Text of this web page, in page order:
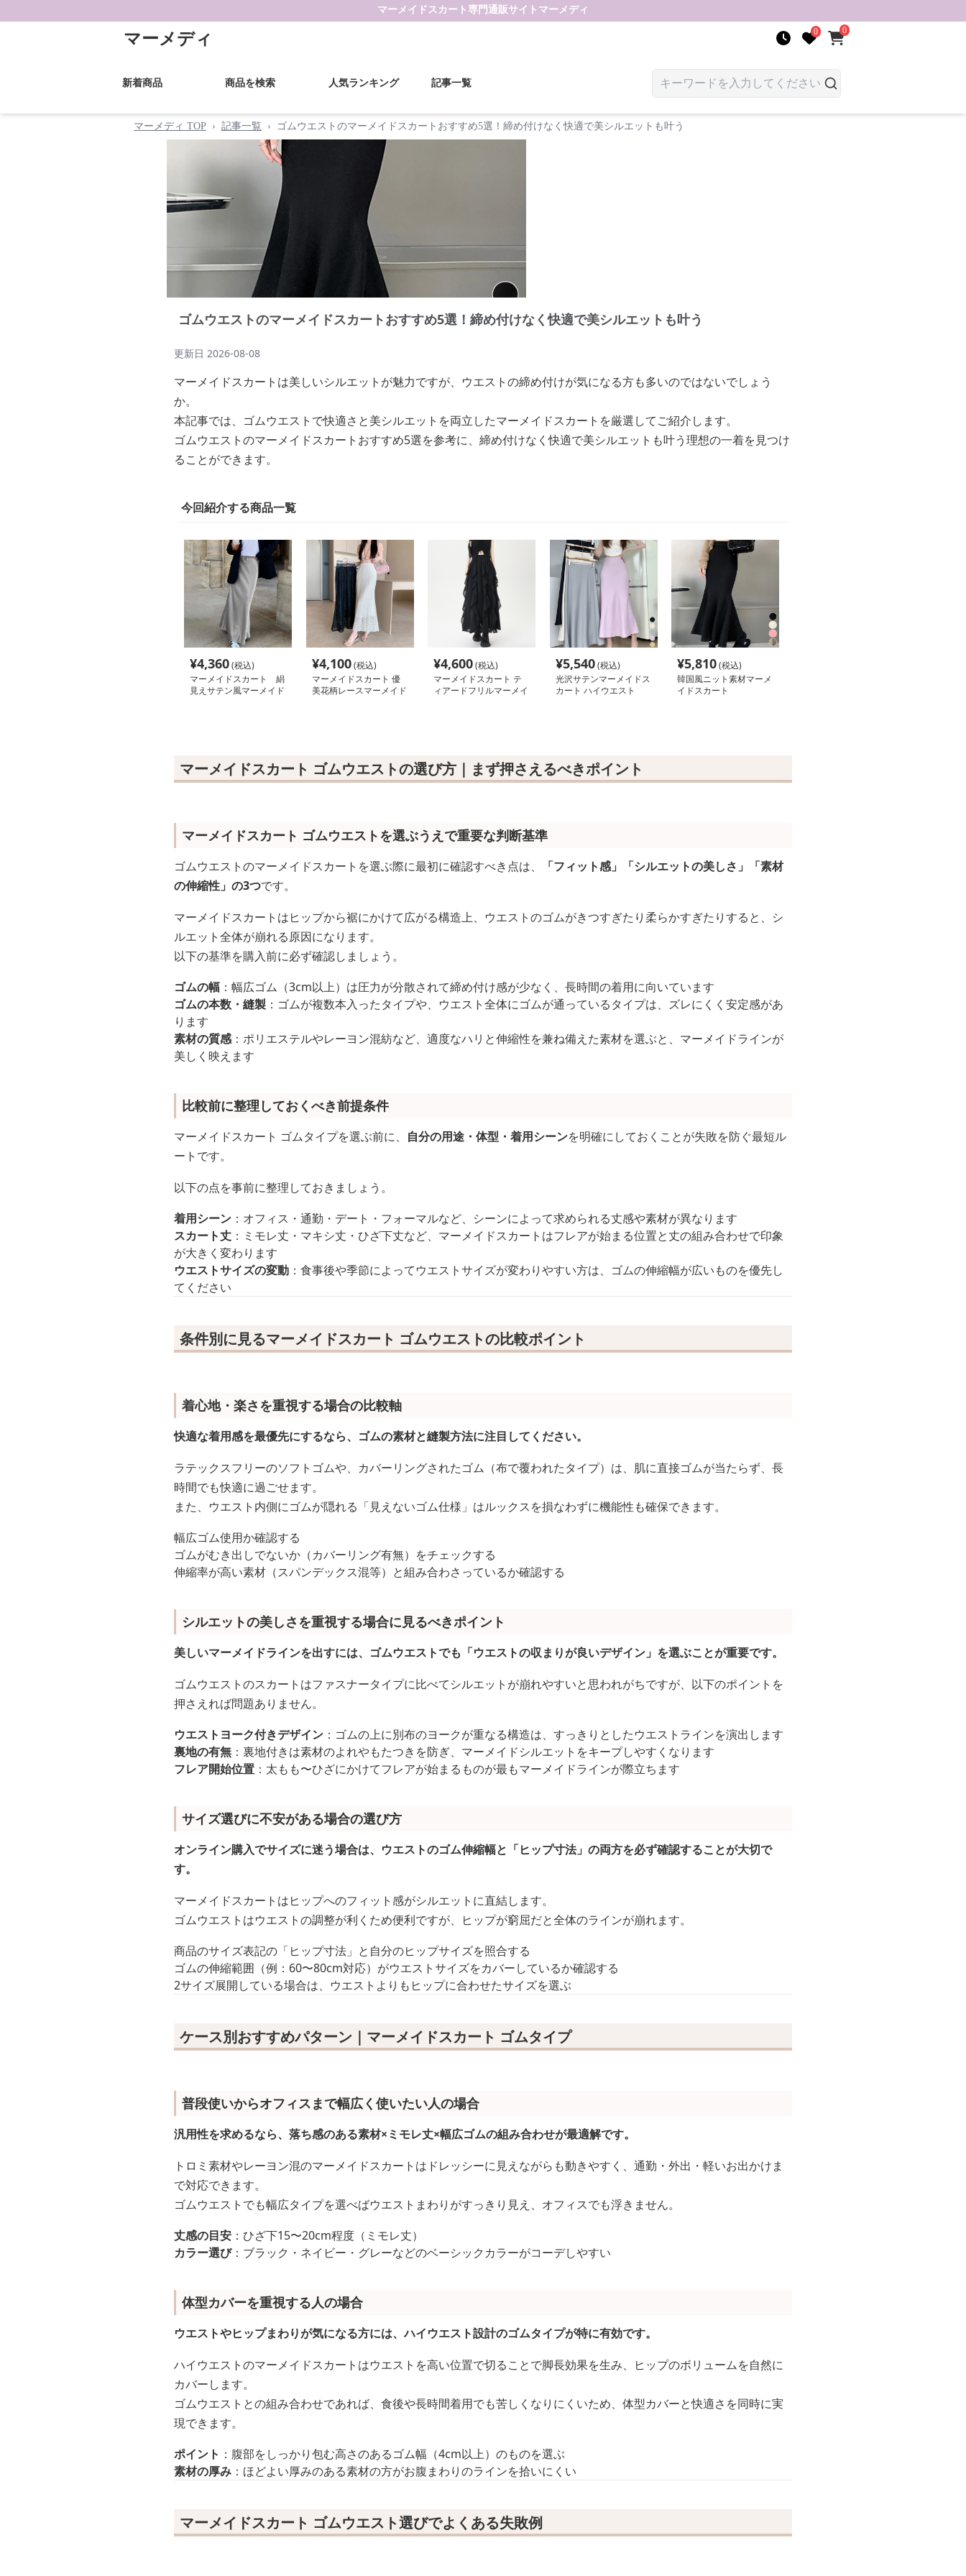
マーメイドスカート 専門通販サイト マーメディ
マーメディ 0 0
新着商品 商品を検索 人気ランキング 記事一覧
マーメディ TOP › 記事一覧 › ゴムウエストのマーメイドスカートおすすめ5選！締め付けなく快適で美シルエットも叶う
ゴムウエストのマーメイドスカートおすすめ5選！締め付けなく快適で美シルエットも叶う
更新日 2026-08-08
マーメイドスカートは美しいシルエットが魅力ですが、ウエストの締め付けが気になる方も多いのではないでしょう
か。
本記事では、ゴムウエストで快適さと美シルエットを両立したマーメイドスカートを厳選してご紹介します。
ゴムウエストのマーメイドスカートおすすめ5選を参考に、締め付けなく快適で美シルエットも叶う理想の一着を見つけ
ることができます。
今回紹介する商品一覧
¥4,360(税込)
マーメイドスカート 絹
見えサテン風マーメイド
¥4,100(税込)
マーメイドスカート 優
美花柄レースマーメイド
¥4,600(税込)
マーメイドスカート テ
ィアードフリルマーメイ
¥5,540(税込)
光沢サテンマーメイドス
カート ハイウエスト
¥5,810(税込)
韓国風ニット素材マーメ
イドスカート
マーメイドスカート ゴムウエストの選び方｜まず押さえるべきポイント
マーメイドスカート ゴムウエストを選ぶうえで重要な判断基準
ゴムウエストのマーメイドスカートを選ぶ際に最初に確認すべき点は、
「フィット感」「シルエットの美しさ」「素材
の伸縮性」の3つです。
マーメイドスカートはヒップから裾にかけて広がる構造上、ウエストのゴムがきつすぎたり柔らかすぎたりすると、シ
ルエット全体が崩れる原因になります。
以下の基準を購入前に必ず確認しましょう。
ゴムの幅 ：幅広ゴム（3cm以上）は圧力が分散されて締め付け感が少なく、長時間の着用に向いています
ゴムの本数・縫製 ：ゴムが複数本入ったタイプや、ウエスト全体にゴムが通っているタイプは、ズレにくく安定感があ
ります
素材の質感：ポリエステルやレーヨン混紡など、適度なハリと伸縮性を兼ね備えた素材を選ぶと、マーメイドラインが
美しく映えます
比較前に整理しておくべき前提条件
マーメイドスカート ゴムタイプを選ぶ前に、 自分の用途・体型・着用シーンを明確にしておくことが失敗を防ぐ最短ル
ートです。
以下の点を事前に整理しておきましょう。
着用シーン ：オフィス・通勤・デート・フォーマルなど、シーンによって求められる丈感や素材が異なります
スカート丈 ：ミモレ丈・マキシ丈・ひざ下丈など、マーメイドスカートはフレアが始まる位置と丈の組み合わせで印象
が大きく変わります
ウエストサイズの変動 ：食事後や季節によってウエストサイズが変わりやすい方は、ゴムの伸縮幅が広いものを優先し
てください
条件別に見るマーメイドスカート ゴムウエストの比較ポイント
着心地・楽さを重視する場合の比較軸
快適な着用感を最優先にするなら、ゴムの素材と縫製方法に注目してください。
ラテックスフリーのソフトゴムや、カバーリングされたゴム（布で覆われたタイプ）は、肌に直接ゴムが当たらず、長
時間でも快適に過ごせます。
また、ウエスト内側にゴムが隠れる「見えないゴム仕様」はルックスを損なわずに機能性も確保できます。
幅広ゴム使用か確認する
ゴムがむき出しでないか（カバーリング有無）をチェックする
伸縮率が高い素材（スパンデックス混等）と組み合わさっているか確認する
シルエットの美しさを重視する場合に見るべきポイント
美しいマーメイドラインを出すには、ゴムウエストでも「ウエストの収まりが良いデザイン」を選ぶことが重要です。
ゴムウエストのスカートはファスナータイプに比べてシルエットが崩れやすいと思われがちですが、以下のポイントを
押さえれば問題ありません。
ウエストヨーク付きデザイン ：ゴムの上に別布のヨークが重なる構造は、すっきりとしたウエストラインを演出します
裏地の有無 ：裏地付きは素材のよれやもたつきを防ぎ、マーメイドシルエットをキープしやすくなります
フレア開始位置 ：太もも〜ひざにかけてフレアが始まるものが最もマーメイドラインが際立ちます
サイズ選びに不安がある場合の選び方
オンライン購入でサイズに迷う場合は、ウエストのゴム伸縮幅と「ヒップ寸法」の両方を必ず確認することが大切で
す。
マーメイドスカートはヒップへのフィット感がシルエットに直結します。
ゴムウエストはウエストの調整が利くため便利ですが、ヒップが窮屈だと全体のラインが崩れます。
商品のサイズ表記の「ヒップ寸法」と自分のヒップサイズを照合する
ゴムの伸縮範囲（例：60〜80cm対応）がウエストサイズをカバーしているか確認する
2サイズ展開している場合は、ウエストよりもヒップに合わせたサイズを選ぶ
ケース別おすすめパターン｜マーメイドスカート ゴムタイプ
普段使いからオフィスまで幅広く使いたい人の場合
汎用性を求めるなら、落ち感のある素材×ミモレ丈×幅広ゴムの組み合わせが最適解です。
トロミ素材やレーヨン混のマーメイドスカートはドレッシーに見えながらも動きやすく、通勤・外出・軽いお出かけま
で対応できます。
ゴムウエストでも幅広タイプを選べばウエストまわりがすっきり見え、オフィスでも浮きません。
丈感の目安 ：ひざ下15〜20cm程度（ミモレ丈）
カラー選び：ブラック・ネイビー・グレーなどのベーシックカラーがコーデしやすい
体型カバーを重視する人の場合
ウエストやヒップまわりが気になる方には、ハイウエスト設計のゴムタイプが特に有効です。
ハイウエストのマーメイドスカートはウエストを高い位置で切ることで脚長効果を生み、ヒップのボリュームを自然に
カバーします。
ゴムウエストとの組み合わせであれば、食後や長時間着用でも苦しくなりにくいため、体型カバーと快適さを同時に実
現できます。
ポイント ：腹部をしっかり包む高さのあるゴム幅（4cm以上）のものを選ぶ
素材の厚み ：ほどよい厚みのある素材の方がお腹まわりのラインを拾いにくい
マーメイドスカート ゴムウエスト選びでよくある失敗例